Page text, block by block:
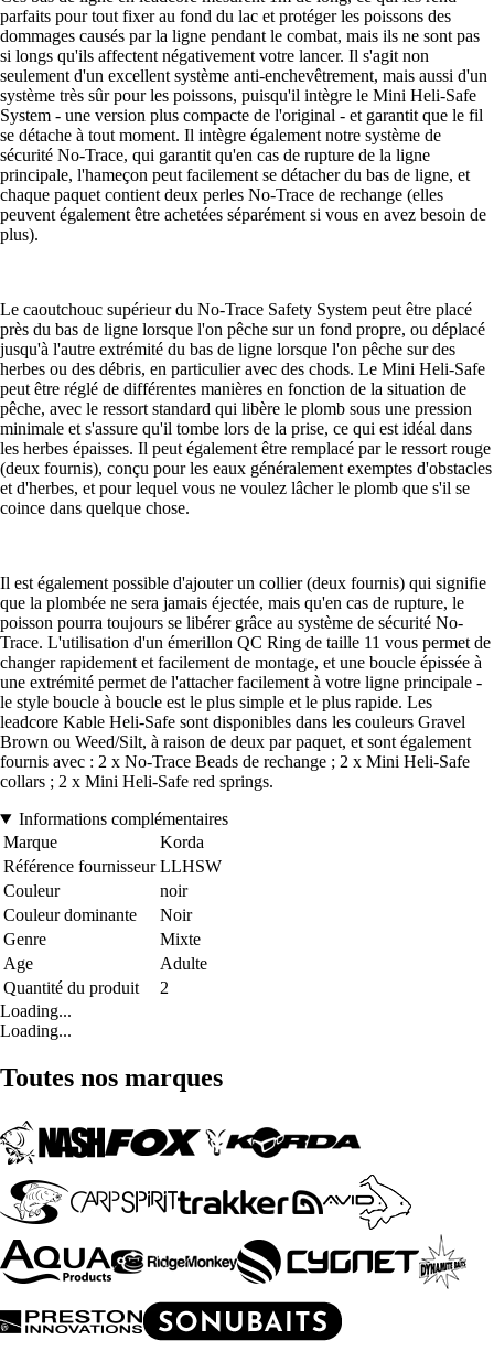
parfaits pour tout fixer au fond du lac et protéger les poissons des
dommages causés par la ligne pendant le combat, mais ils ne sont pas
si longs qu'ils affectent négativement votre lancer. Il s'agit non
seulement d'un excellent système anti-enchevêtrement, mais aussi d'un
système très sûr pour les poissons, puisqu'il intègre le Mini Heli-Safe
System - une version plus compacte de l'original - et garantit que le fil
se détache à tout moment. Il intègre également notre système de
sécurité No-Trace, qui garantit qu'en cas de rupture de la ligne
principale, l'hameçon peut facilement se détacher du bas de ligne, et
chaque paquet contient deux perles No-Trace de rechange (elles
peuvent également être achetées séparément si vous en avez besoin de
plus).
Le caoutchouc supérieur du No-Trace Safety System peut être placé
près du bas de ligne lorsque l'on pêche sur un fond propre, ou déplacé
jusqu'à l'autre extrémité du bas de ligne lorsque l'on pêche sur des
herbes ou des débris, en particulier avec des chods. Le Mini Heli-Safe
peut être réglé de différentes manières en fonction de la situation de
pêche, avec le ressort standard qui libère le plomb sous une pression
minimale et s'assure qu'il tombe lors de la prise, ce qui est idéal dans
les herbes épaisses. Il peut également être remplacé par le ressort rouge
(deux fournis), conçu pour les eaux généralement exemptes d'obstacles
et d'herbes, et pour lequel vous ne voulez lâcher le plomb que s'il se
coince dans quelque chose.
Il est également possible d'ajouter un collier (deux fournis) qui signifie
que la plombée ne sera jamais éjectée, mais qu'en cas de rupture, le
poisson pourra toujours se libérer grâce au système de sécurité No-
Trace. L'utilisation d'un émerillon QC Ring de taille 11 vous permet de
changer rapidement et facilement de montage, et une boucle épissée à
une extrémité permet de l'attacher facilement à votre ligne principale -
le style boucle à boucle est le plus simple et le plus rapide. Les
leadcore Kable Heli-Safe sont disponibles dans les couleurs Gravel
Brown ou Weed/Silt, à raison de deux par paquet, et sont également
fournis avec : 2 x No-Trace Beads de rechange ; 2 x Mini Heli-Safe
collars ; 2 x Mini Heli-Safe red springs.
Informations complémentaires
Marque
Korda
Référence fournisseur LLHSW
Couleur
noir
Couleur dominante
Noir
Genre
Mixte
Age
Adulte
Quantité du produit
2
Loading...
Loading...
Toutes nos marques